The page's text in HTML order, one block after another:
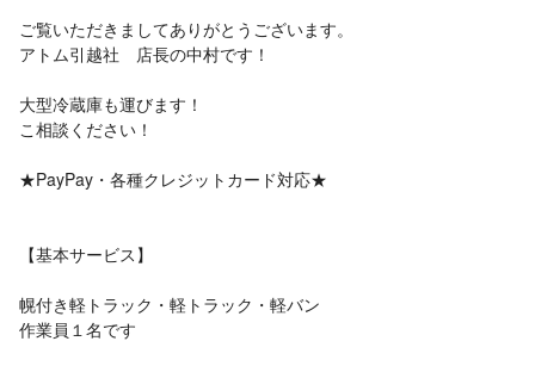
ず5万円台でやってくださった 【まとめ】 冷蔵庫や食器棚の欠け
については一応言いましたが、対応はしてくれませんでした。 大
で泣き寝入りしました。 アルバイトさんに傷つけられて何も言わ
ずに帰られる…なんて事もザラにあるようですし。 私たちが搬入
一緒に行わなかったのも悪いと思っているので、良い勉強になり
ご覧いただきましてありがとうございます。
アトム引越社 店長の中村です！
大型冷蔵庫も運びます！
こ相談ください！
★PayPay・各種クレジットカード対応★
【基本サービス】
幌付き軽トラック・軽トラック・軽バン
作業員１名です